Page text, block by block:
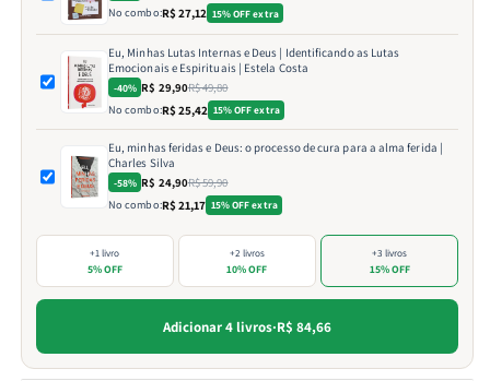
No combo:R$ 27,12 15% OFF extra
Eu, Minhas Lutas Internas e Deus | Identificando as Lutas
Emocionais e Espirituais | Estela Costa
-40% R$ 29,90R$ 49,80
No combo:R$ 25,42 15% OFF extra
Eu, minhas feridas e Deus: o processo de cura para a alma ferida |
Charles Silva
-58% R$ 24,90R$ 59,90
No combo:R$ 21,17 15% OFF extra
+1 livro
5% OFF
+2 livros
10% OFF
+3 livros
15% OFF
Adicionar 4 livros·R$ 84,66